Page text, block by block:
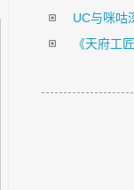
UC与咪咕
《天府工